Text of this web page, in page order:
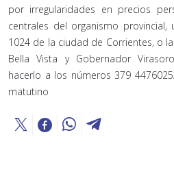
por irregularidades en precios
centrales del organismo provincial,
1024 de la ciudad de Corrientes, o
Bella Vista y Gobernador
hacerlo a los números 379
matutino